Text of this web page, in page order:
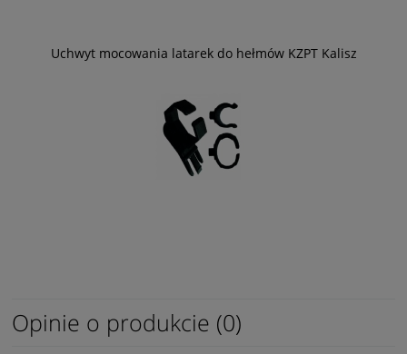
Uchwyt mocowania latarek do hełmów KZPT Kalisz
Opinie o produkcie (0)